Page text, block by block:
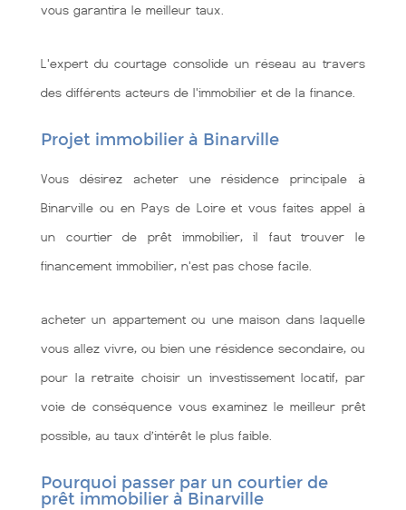
vous garantira le meilleur taux.
L'expert du courtage consolide un réseau au travers
des différents acteurs de l'immobilier et de la finance.
Projet immobilier à Binarville
Vous désirez acheter une résidence principale à
Binarville ou en Pays de Loire et vous faites appel à
un courtier de prêt immobilier, il faut trouver le
financement immobilier, n'est pas chose facile.
acheter un appartement ou une maison dans laquelle
vous allez vivre, ou bien une résidence secondaire, ou
pour la retraite choisir un investissement locatif, par
voie de conséquence vous examinez le meilleur prêt
possible, au taux d’intérêt le plus faible.
Pourquoi passer par un courtier de
prêt immobilier à Binarville